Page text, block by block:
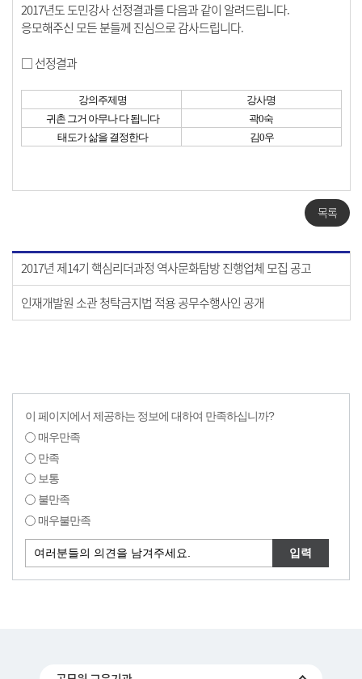
2017년도 도민강사 선정결과를 다음과 같이 알려드립니다.
응모해주신 모든 분들께 진심으로 감사드립니다.
□ 선정결과
강의주제명
강사명
귀촌 그거 아무나 다 됩니다
곽0숙
태도가 삶을 결정한다
김0우
목록
2017년 제14기 핵심리더과정 역사문화탐방 진행업체 모집 공고
인재개발원 소관 청탁금지법 적용 공무수행사인 공개
이 페이지에서 제공하는 정보에 대하여 만족하십니까?
매우만족
만족
보통
불만족
매우불만족